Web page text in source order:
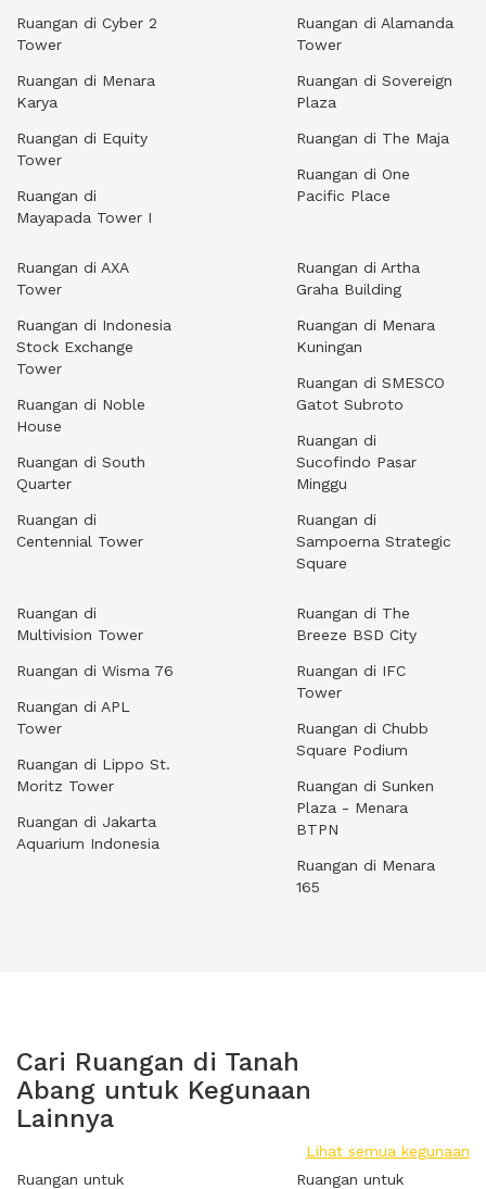
Ruangan di Cyber 2
Tower
Ruangan di Menara
Karya
Ruangan di Equity
Tower
Ruangan di
Mayapada Tower I
Ruangan di Alamanda
Tower
Ruangan di Sovereign
Plaza
Ruangan di The Maja
Ruangan di One
Pacific Place
Ruangan di AXA
Tower
Ruangan di Indonesia
Stock Exchange
Tower
Ruangan di Noble
House
Ruangan di South
Quarter
Ruangan di
Centennial Tower
Ruangan di Artha
Graha Building
Ruangan di Menara
Kuningan
Ruangan di SMESCO
Gatot Subroto
Ruangan di
Sucofindo Pasar
Minggu
Ruangan di
Sampoerna Strategic
Square
Ruangan di
Multivision Tower
Ruangan di Wisma 76
Ruangan di APL
Tower
Ruangan di Lippo St.
Moritz Tower
Ruangan di Jakarta
Aquarium Indonesia
Ruangan di The
Breeze BSD City
Ruangan di IFC
Tower
Ruangan di Chubb
Square Podium
Ruangan di Sunken
Plaza - Menara
BTPN
Ruangan di Menara
165
Cari Ruangan di Tanah
Abang untuk Kegunaan
Lainnya
Lihat semua kegunaan
Ruangan untuk
Ruangan untuk